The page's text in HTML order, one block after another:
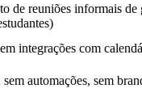
de reuniões informais
integrações com
automações, sem